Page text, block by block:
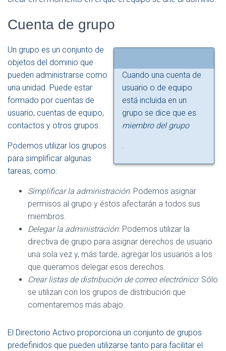
Cuenta de grupo
Cuando una cuenta de
usuario o de equipo
está incluida en un
grupo se dice que es
miembro del grupo
.
Un grupo es un conjunto de
objetos del dominio que
pueden administrarse como
una unidad. Puede estar
formado por cuentas de
usuario, cuentas de equipo,
contactos y otros grupos.
Podemos utilizar los grupos
para simplificar algunas
tareas, como:
Simplificar la administración: Podemos asignar
permisos al grupo y éstos afectarán a todos sus
miembros.
Delegar la administración: Podemos utilizar la
directiva de grupo para asignar derechos de usuario
una sola vez y, más tarde, agregar los usuarios a los
que queramos delegar esos derechos.
Crear listas de distribución de correo electrónico: Sólo
se utilizan con los grupos de distribución que
comentaremos más abajo.
El Directorio Activo proporciona un conjunto de grupos
predefinidos que pueden utilizarse tanto para facilitar el